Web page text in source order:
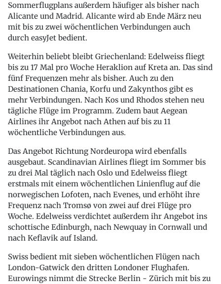
Sommerflugplans außerdem häufiger als bisher nach
Alicante und Madrid. Alicante wird ab Ende März neu
mit bis zu zwei wöchentlichen Verbindungen auch
durch easyJet bedient.
Weiterhin beliebt bleibt Griechenland: Edelweiss fliegt
bis zu 17 Mal pro Woche Heraklion auf Kreta an. Das sind
fünf Frequenzen mehr als bisher. Auch zu den
Destinationen Chania, Korfu und Zakynthos gibt es
mehr Verbindungen. Nach Kos und Rhodos stehen neu
tägliche Flüge im Programm. Zudem baut Aegean
Airlines ihr Angebot nach Athen auf bis zu 11
wöchentliche Verbindungen aus.
Das Angebot Richtung Nordeuropa wird ebenfalls
ausgebaut. Scandinavian Airlines fliegt im Sommer bis
zu drei Mal täglich nach Oslo und Edelweiss fliegt
erstmals mit einem wöchentlichen Linienflug auf die
norwegischen Lofoten, nach Evenes, und erhöht ihre
Frequenz nach Tromsø von zwei auf drei Flüge pro
Woche. Edelweiss verdichtet außerdem ihr Angebot ins
schottische Edinburgh, nach Newquay in Cornwall und
nach Keflavik auf Island.
Swiss bedient mit sieben wöchentlichen Flügen nach
London-Gatwick den dritten Londoner Flughafen.
Eurowings nimmt die Strecke Berlin - Zürich mit bis zu